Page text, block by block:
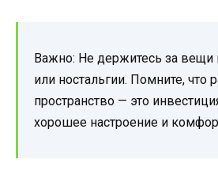
Важно: Не держитесь за вещи
или ностальгии. Помните, что
пространство — это
хорошее настроение и